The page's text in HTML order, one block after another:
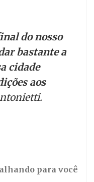
do nosso
bastante a
cidade
aos
para você